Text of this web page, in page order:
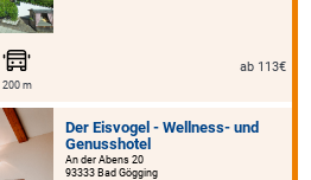
200 m
ab 113€
Der Eisvogel - Wellness- und
Genusshotel
An der Abens 20
93333 Bad Gögging